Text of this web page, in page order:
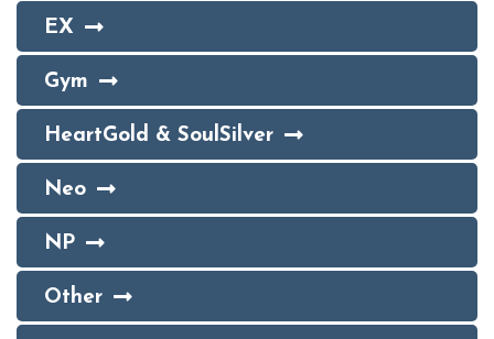
EX
Gym
HeartGold & SoulSilver
Neo
NP
Other